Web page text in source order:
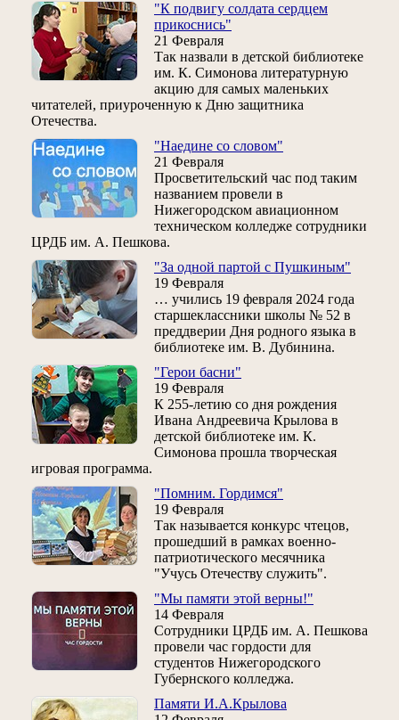
"К подвигу солдата сердцем
прикоснись"
21 Февраля
Так назвали в детской библиотеке
им. К. Симонова литературную
акцию для самых маленьких
читателей, приуроченную к Дню защитника
Отечества.
"Наедине со словом"
21 Февраля
Просветительский час под таким
названием провели в
Нижегородском авиационном
техническом колледже сотрудники
ЦРДБ им. А. Пешкова.
"За одной партой с Пушкиным"
19 Февраля
… учились 19 февраля 2024 года
старшеклассники школы № 52 в
преддверии Дня родного языка в
библиотеке им. В. Дубинина.
"Герои басни"
19 Февраля
К 255-летию со дня рождения
Ивана Андреевича Крылова в
детской библиотеке им. К.
Симонова прошла творческая
игровая программа.
"Помним. Гордимся"
19 Февраля
Так называется конкурс чтецов,
прошедший в рамках военно-
патриотического месячника
"Учусь Отечеству служить".
"Мы памяти этой верны!"
14 Февраля
Сотрудники ЦРДБ им. А. Пешкова
провели час гордости для
студентов Нижегородского
Губернского колледжа.
Памяти И.А.Крылова